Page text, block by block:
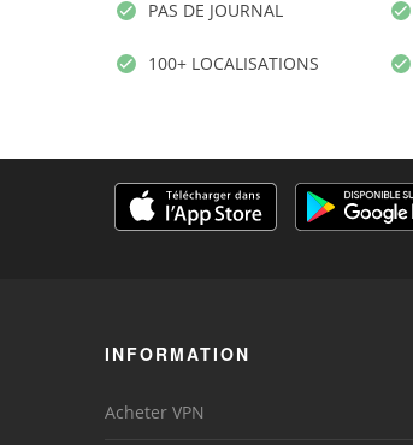
PAS DE JOURNAL
100+ LOCALISATIONS
INFORMATION
Acheter VPN